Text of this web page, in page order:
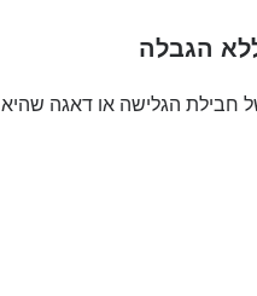
הגבלה
חבילת הגלישה או דאגה